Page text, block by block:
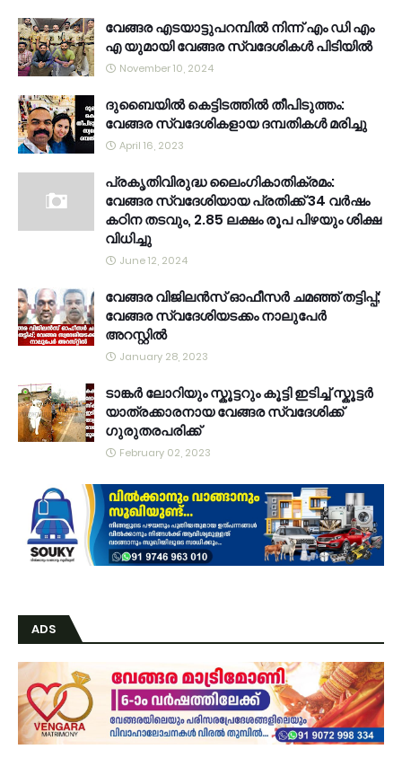
വേങ്ങര എടയാട്ടുപറമ്പിൽ നിന്ന് എം ഡി എം
എ യുമായി വേങ്ങര സ്വദേശികൾ പിടിയിൽ
November 10, 2024
ദുബൈയിൽ കെട്ടിടത്തിൽ തീപിടുത്തം:
വേങ്ങര സ്വദേശികളായ ദമ്പതികൾ മരിച്ചു
April 16, 2023
പ്രകൃതിവിരുദ്ധ ലൈംഗികാതിക്രമം:
വേങ്ങര സ്വദേശിയായ പ്രതിക്ക് 34 വര്‍ഷം
കഠിന തടവും, 2.85 ലക്ഷം രൂപ പിഴയും ശിക്ഷ
വിധിച്ചു
June 12, 2024
വേങ്ങര വിജിലൻസ് ഓഫീസർ ചമഞ്ഞ് തട്ടിപ്പ്;
വേങ്ങര സ്വദേശിയടക്കം നാലുപേർ
അറസ്റ്റിൽ
January 28, 2023
ടാങ്കർ ലോറിയും സ്കൂട്ടറും കൂട്ടി ഇടിച്ച് സ്കൂട്ടർ
യാത്രക്കാരനായ വേങ്ങര സ്വദേശിക്ക്
ഗുരുതരപരിക്ക്
February 02, 2023
ADS